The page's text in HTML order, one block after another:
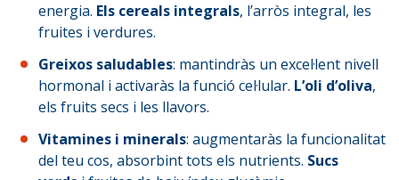
energia. Els cereals integrals, l’arròs integral, les
fruites i verdures.
Greixos saludables: mantindràs un excel·lent nivell
hormonal i activaràs la funció cel·lular. L’oli d’oliva,
els fruits secs i les llavors.
Vitamines i minerals: augmentaràs la funcionalitat
del teu cos, absorbint tots els nutrients. Sucs